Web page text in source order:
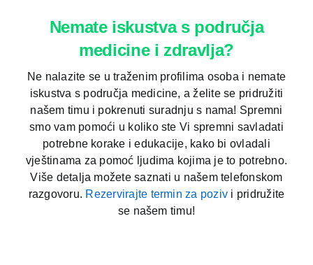
Nemate iskustva s područja
medicine i zdravlja?
Ne nalazite se u traženim profilima osoba i nemate
iskustva s područja medicine, a želite se pridružiti
našem timu i pokrenuti suradnju s nama! Spremni
smo vam pomoći u koliko ste Vi spremni savladati
potrebne korake i edukacije, kako bi ovladali
vještinama za pomoć ljudima kojima je to potrebno.
Više detalja možete saznati u našem telefonskom
razgovoru. Rezervirajte termin za poziv i pridružite
se našem timu!